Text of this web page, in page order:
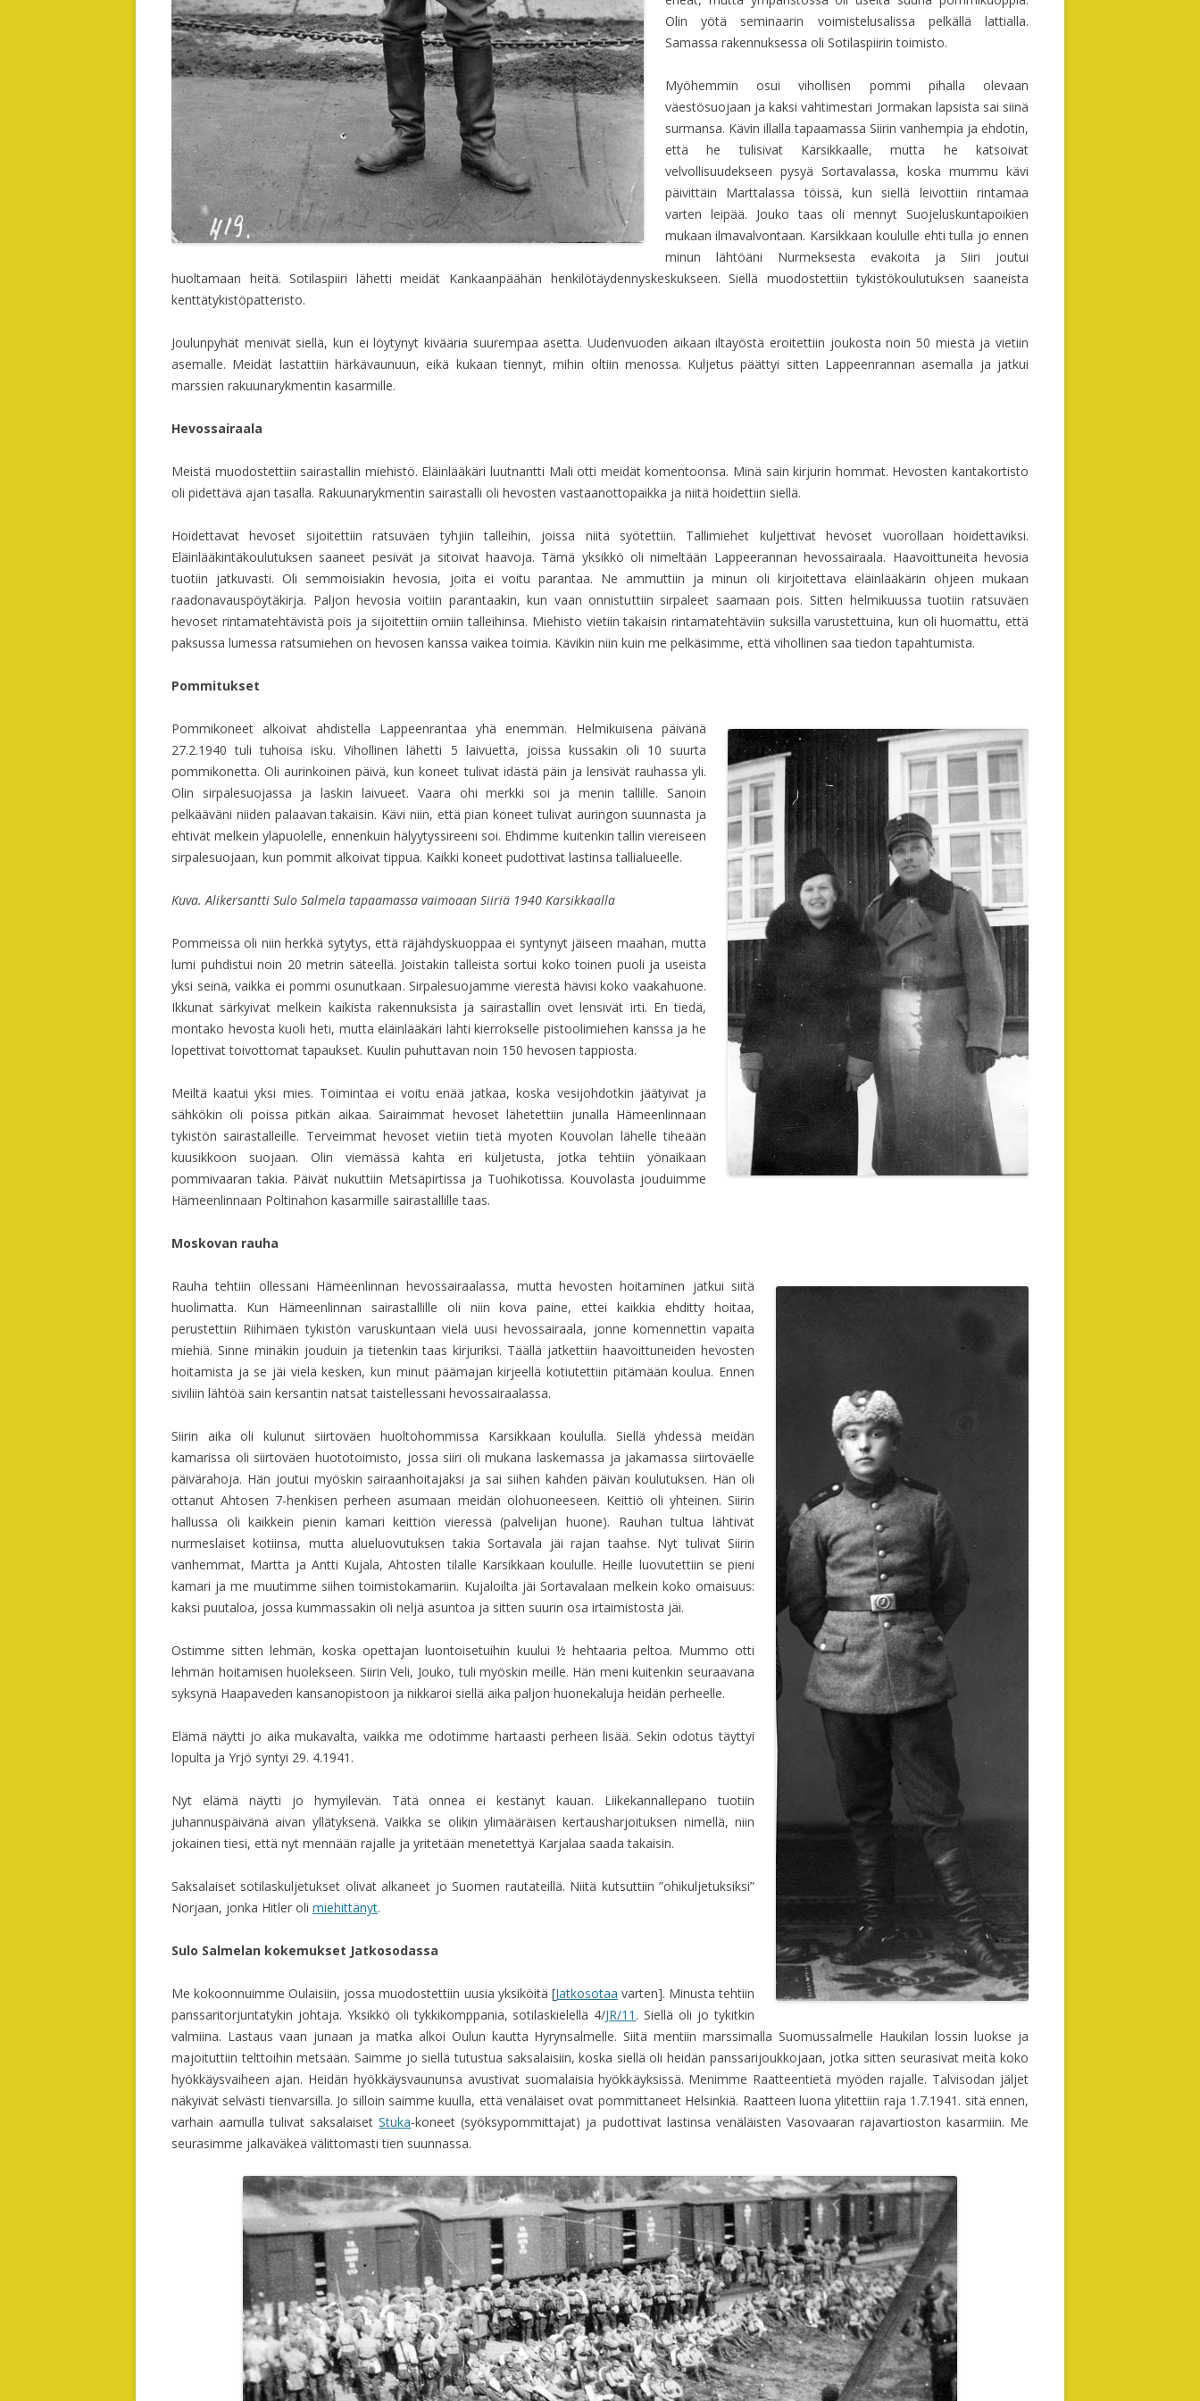
SALMELAN HAUTAUSMAA
IKKUNOIDEN KIMPUSSA
PÄIVÄ 9: 2013-09-04
PÄIVÄ 5-6:
PUNAMULTAMAALAUSTA
PÄIVÄ 3-4: 2013-08-16
PUNAMULTA MAALAUSTA
PÄIVÄ 1-2: 2013-08-10
ALOITTAMISEN TUSKA
PÄIVÄ 0: 2013-07-27 KUNNON
Olin yötä seminaarin voimistelusalissa pelkällä lattialla.
Samassa rakennuksessa oli Sotilaspiirin toimisto.
Myöhemmin osui vihollisen pommi pihalla olevaan
väestösuojaan ja kaksi vahtimestari Jormakan lapsista sai siinä
surmansa. Kävin illalla tapaamassa Siirin vanhempia ja ehdotin,
että he tulisivat Karsikkaalle, mutta he katsoivat
velvollisuudekseen pysyä Sortavalassa, koska mummu kävi
päivittäin Marttalassa töissä, kun siellä leivottiin rintamaa
varten leipää. Jouko taas oli mennyt Suojeluskuntapoikien
mukaan ilmavalvontaan. Karsikkaan koululle ehti tulla jo ennen
minun lähtöäni Nurmeksesta evakoita ja Siiri joutui
huoltamaan heitä. Sotilaspiiri lähetti meidät Kankaanpäähän henkilötäydennyskeskukseen. Siellä muodostettiin tykistökoulutuksen saaneista
kenttätykistöpatteristo.
Joulunpyhät menivät siellä, kun ei löytynyt kivääria suurempaa asetta. Uudenvuoden aikaan iltayöstä eroitettiin joukosta noin 50 miestä ja vietiin
asemalle. Meidät lastattiin härkävaunuun, eikä kukaan tiennyt, mihin oltiin menossa. Kuljetus päättyi sitten Lappeenrannan asemalla ja jatkui
marssien rakuunarykmentin kasarmille.
Hevossairaala
Meistä muodostettiin sairastallin miehistö. Eläinlääkäri luutnantti Mali otti meidät komentoonsa. Minä sain kirjurin hommat. Hevosten kantakortisto
oli pidettävä ajan tasalla. Rakuunarykmentin sairastalli oli hevosten vastaanottopaikka ja niitä hoidettiin siellä.
Hoidettavat hevoset sijoitettiin ratsuväen tyhjiin talleihin, joissa niitä syötettiin. Tallimiehet kuljettivat hevoset vuorollaan hoidettaviksi.
Eläinlääkintäkoulutuksen saaneet pesivät ja sitoivat haavoja. Tämä yksikkö oli nimeltään Lappeerannan hevossairaala. Haavoittuneita hevosia
tuotiin jatkuvasti. Oli semmoisiakin hevosia, joita ei voitu parantaa. Ne ammuttiin ja minun oli kirjoitettava eläinlääkärin ohjeen mukaan
raadonavauspöytäkirja. Paljon hevosia voitiin parantaakin, kun vaan onnistuttiin sirpaleet saamaan pois. Sitten helmikuussa tuotiin ratsuväen
hevoset rintamatehtävistä pois ja sijoitettiin omiin talleihinsa. Miehisto vietiin takaisin rintamatehtäviin suksilla varustettuina, kun oli huomattu, että
paksussa lumessa ratsumiehen on hevosen kanssa vaikea toimia. Kävikin niin kuin me pelkäsimme, että vihollinen saa tiedon tapahtumista.
Pommitukset
Pommikoneet alkoivat ahdistella Lappeenrantaa yhä enemmän. Helmikuisena päivänä
27.2.1940 tuli tuhoisa isku. Vihollinen lähetti 5 laivuetta, joissa kussakin oli 10 suurta
pommikonetta. Oli aurinkoinen päivä, kun koneet tulivat idästä päin ja lensivät rauhassa yli.
Olin sirpalesuojassa ja laskin laivueet. Vaara ohi merkki soi ja menin tallille. Sanoin
pelkääväni niiden palaavan takaisin. Kävi niin, että pian koneet tulivat auringon suunnasta ja
ehtivät melkein yläpuolelle, ennenkuin hälyytyssireeni soi. Ehdimme kuitenkin tallin viereiseen
sirpalesuojaan, kun pommit alkoivat tippua. Kaikki koneet pudottivat lastinsa tallialueelle.
Kuva. Alikersantti Sulo Salmela tapaamassa vaimoaan Siiriä 1940 Karsikkaalla
Pommeissa oli niin herkkä sytytys, että räjähdyskuoppaa ei syntynyt jäiseen maahan, mutta
lumi puhdistui noin 20 metrin säteellä. Joistakin talleista sortui koko toinen puoli ja useista
yksi seinä, vaikka ei pommi osunutkaan. Sirpalesuojamme vierestä hävisi koko vaakahuone.
Ikkunat särkyivat melkein kaikista rakennuksista ja sairastallin ovet lensivät irti. En tiedä,
montako hevosta kuoli heti, mutta eläinlääkäri lähti kierrokselle pistoolimiehen kanssa ja he
lopettivat toivottomat tapaukset. Kuulin puhuttavan noin 150 hevosen tappiosta.
Meiltä kaatui yksi mies. Toimintaa ei voitu enää jatkaa, koska vesijohdotkin jäätyivat ja
sähkökin oli poissa pitkän aikaa. Sairaimmat hevoset lähetettiin junalla Hämeenlinnaan
tykistön sairastalleille. Terveimmat hevoset vietiin tietä myoten Kouvolan lähelle tiheään
kuusikkoon suojaan. Olin viemässä kahta eri kuljetusta, jotka tehtiin yönaikaan
pommivaaran takia. Päivät nukuttiin Metsäpirtissa ja Tuohikotissa. Kouvolasta jouduimme
Hämeenlinnaan Poltinahon kasarmille sairastallille taas.
Moskovan rauha
Rauha tehtiin ollessani Hämeenlinnan hevossairaalassa, mutta hevosten hoitaminen jatkui siitä
huolimatta. Kun Hämeenlinnan sairastallille oli niin kova paine, ettei kaikkia ehditty hoitaa,
perustettiin Riihimäen tykistön varuskuntaan vielä uusi hevossairaala, jonne komennettin vapaita
miehiä. Sinne minäkin jouduin ja tietenkin taas kirjuriksi. Täällä jatkettiin haavoittuneiden hevosten
hoitamista ja se jäi vielä kesken, kun minut päämajan kirjeellä kotiutettiin pitämään koulua. Ennen
siviliin lähtöä sain kersantin natsat taistellessani hevossairaalassa.
Siirin aika oli kulunut siirtoväen huoltohommissa Karsikkaan koululla. Siellä yhdessä meidän
kamarissa oli siirtoväen huototoimisto, jossa siiri oli mukana laskemassa ja jakamassa siirtoväelle
päivärahoja. Hän joutui myöskin sairaanhoitajaksi ja sai siihen kahden päivän koulutuksen. Hän oli
ottanut Ahtosen 7-henkisen perheen asumaan meidän olohuoneeseen. Keittiö oli yhteinen. Siirin
hallussa oli kaikkein pienin kamari keittiön vieressä (palvelijan huone). Rauhan tultua lähtivät
nurmeslaiset kotiinsa, mutta alueluovutuksen takia Sortavala jäi rajan taahse. Nyt tulivat Siirin
vanhemmat, Martta ja Antti Kujala, Ahtosten tilalle Karsikkaan koululle. Heille luovutettiin se pieni
kamari ja me muutimme siihen toimistokamariin. Kujaloilta jäi Sortavalaan melkein koko omaisuus:
kaksi puutaloa, jossa kummassakin oli neljä asuntoa ja sitten suurin osa irtaimistosta jäi.
Ostimme sitten lehmän, koska opettajan luontoisetuihin kuului ½ hehtaaria peltoa. Mummo otti
lehmän hoitamisen huolekseen. Siirin Veli, Jouko, tuli myöskin meille. Hän meni kuitenkin seuraavana
syksynä Haapaveden kansanopistoon ja nikkaroi siellä aika paljon huonekaluja heidän perheelle.
Elämä näytti jo aika mukavalta, vaikka me odotimme hartaasti perheen lisää. Sekin odotus täyttyi
lopulta ja Yrjö syntyi 29. 4.1941.
Nyt elämä näytti jo hymyilevän. Tätä onnea ei kestänyt kauan. Liikekannallepano tuotiin
juhannuspäivänä aivan yllätyksenä. Vaikka se olikin ylimääräisen kertausharjoituksen nimellä, niin
jokainen tiesi, että nyt mennään rajalle ja yritetään menetettyä Karjalaa saada takaisin.
Saksalaiset sotilaskuljetukset olivat alkaneet jo Suomen rautateillä. Niitä kutsuttiin ”ohikuljetuksiksi”
Norjaan, jonka Hitler oli miehittänyt.
Sulo Salmelan kokemukset Jatkosodassa
Me kokoonnuimme Oulaisiin, jossa muodostettiin uusia yksiköitä [Jatkosotaa varten]. Minusta tehtiin
panssaritorjuntatykin johtaja. Yksikkö oli tykkikomppania, sotilaskielellä 4/JR/11 . Siellä oli jo tykitkin
valmiina. Lastaus vaan junaan ja matka alkoi Oulun kautta Hyrynsalmelle. Siitä mentiin marssimalla Suomussalmelle Haukilan lossin luokse ja
majoituttiin telttoihin metsään. Saimme jo siellä tutustua saksalaisiin, koska siellä oli heidän panssarijoukkojaan, jotka sitten seurasivat meitä koko
hyökkäysvaiheen ajan. Heidän hyökkäysvaununsa avustivat suomalaisia hyökkäyksissä. Menimme Raatteentietä myöden rajalle. Talvisodan jäljet
näkyivät selvästi tienvarsilla. Jo silloin saimme kuulla, että venäläiset ovat pommittaneet Helsinkiä. Raatteen luona ylitettiin raja 1.7.1941. sitä ennen,
varhain aamulla tulivat saksalaisetStuka-koneet (syöksypommittajat) ja pudottivat lastinsa venäläisten Vasovaaran rajavartioston kasarmiin. Me
seurasimme jalkaväkeä välittomasti tien suunnassa.